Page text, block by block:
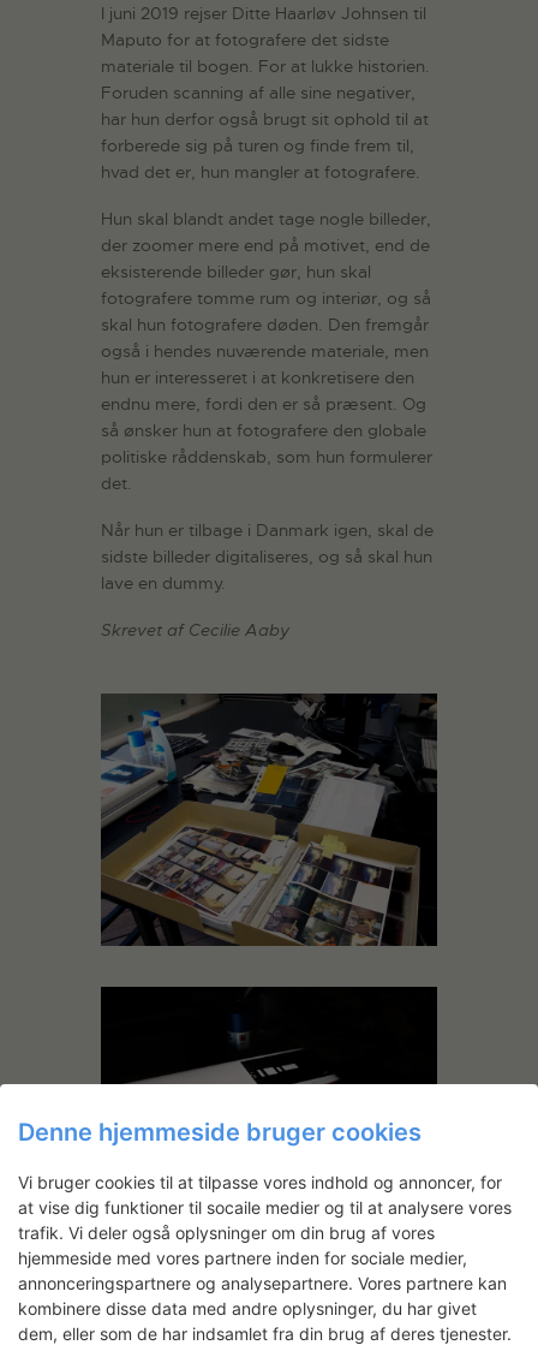
I juni 2019 rejser Ditte Haarløv Johnsen til
Maputo for at fotografere det sidste
materiale til bogen. For at lukke historien.
Foruden scanning af alle sine negativer,
har hun derfor også brugt sit ophold til at
forberede sig på turen og finde frem til,
hvad det er, hun mangler at fotografere.
Hun skal blandt andet tage nogle billeder,
der zoomer mere end på motivet, end de
eksisterende billeder gør, hun skal
fotografere tomme rum og interiør, og så
skal hun fotografere døden. Den fremgår
også i hendes nuværende materiale, men
hun er interesseret i at konkretisere den
endnu mere, fordi den er så præsent. Og
så ønsker hun at fotografere den globale
politiske råddenskab, som hun formulerer
det.
Når hun er tilbage i Danmark igen, skal de
sidste billeder digitaliseres, og så skal hun
lave en dummy.
Skrevet af Cecilie Aaby
Denne hjemmeside bruger cookies
Vi bruger cookies til at tilpasse vores indhold og annoncer, for
at vise dig funktioner til socaile medier og til at analysere vores
trafik. Vi deler også oplysninger om din brug af vores
hjemmeside med vores partnere inden for sociale medier,
annonceringspartnere og analysepartnere. Vores partnere kan
kombinere disse data med andre oplysninger, du har givet
dem, eller som de har indsamlet fra din brug af deres tjenester.